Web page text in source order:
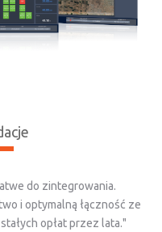
do zintegrowania.
i optymalną łączność ze
opłat przez lata."